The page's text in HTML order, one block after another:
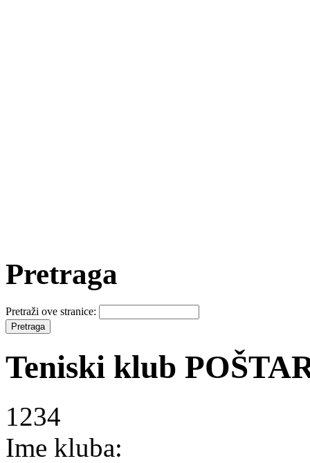
Pretraga
Pretraži ove stranice:
Teniski klub
1234
Ime kluba: